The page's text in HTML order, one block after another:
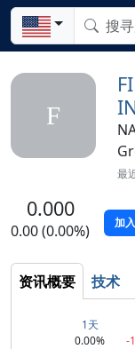
F
最
0.000
0.00 (0.00%) 加
资讯概要 技术
1天
0.00%
-